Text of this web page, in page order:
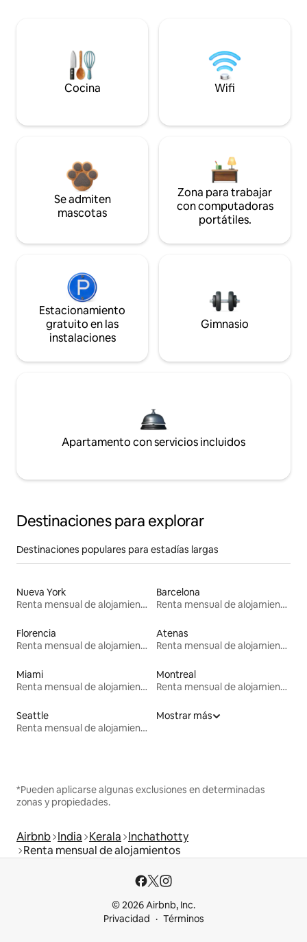
Cocina Wifi
Se admiten
mascotas
Zona para trabajar
con computadoras
portátiles.
Estacionamiento
gratuito en las
instalaciones
Gimnasio
Apartamento con servicios incluidos
Destinaciones para explorar
Destinaciones populares para estadías largas
Nueva York
Renta mensual de alojamientos
Barcelona
Renta mensual de alojamientos
Florencia
Renta mensual de alojamientos
Atenas
Renta mensual de alojamientos
Miami
Renta mensual de alojamientos
Montreal
Renta mensual de alojamientos
Seattle
Renta mensual de alojamientos
Mostrar más
*Pueden aplicarse algunas exclusiones en determinadas
zonas y propiedades.
Airbnb India Kerala Inchathotty
Renta mensual de alojamientos
© 2026 Airbnb, Inc.
Privacidad
Términos